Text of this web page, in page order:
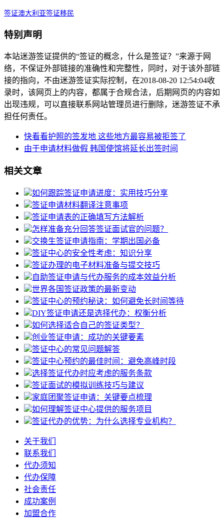
签证澳大利亚签证移民
特别声明
本站迷游签证提供的“签证的概念，什么是签证？”来源于网
络，不保证外部链接的准确性和完整性，同时，对于该外部链
接的指向，不由迷游签证实际控制，在2018-08-20 12:54:04收
录时，该网页上的内容，都属于合规合法，后期网页的内容如
出现违规，可以直接联系网站管理员进行删除，迷游签证不承
担任何责任。
快看看护照的签发地 这些地方最容易被拒签了
由于申请材料做假 韩国使馆将延长出签时间
相关文章
如何跟踪签证申请进度：实用技巧分享
签证申请材料翻译注意事项
签证申请表的正确填写方法解析
怎样准备充分回答签证面试官的问题？
交换生签证申请指南：学期出国必备
签证中心的安全性考虑：知识分享
签证办理的电子材料准备与提交技巧
自助签证申请与代办服务的成本效益分析
世界各国签证政策的最新变动
签证中心的预约秘诀：如何避免长时间等待
DIY签证申请还是选择代办：权衡分析
如何选择适合自己的签证类型？
创业签证申请：成功的关键要素
签证中心的常见问题解答
签证中心预约的最佳时间：避免高峰时段
选择签证代办时应考虑的服务条款
签证面试的模拟训练技巧与建议
家庭团聚签证申请：关键要点梳理
如何理解签证中心提供的服务项目
签证代办的优势：为什么选择专业机构？
关于我们
联系我们
代办须知
代办保障
社会责任
成功案例
加盟合作